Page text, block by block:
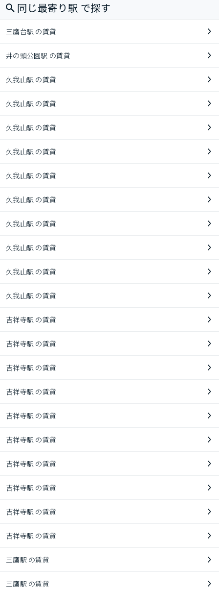
同じ最寄り駅 で探す
三鷹台駅 の賃貸
井の頭公園駅 の賃貸
久我山駅 の賃貸
久我山駅 の賃貸
久我山駅 の賃貸
久我山駅 の賃貸
久我山駅 の賃貸
久我山駅 の賃貸
久我山駅 の賃貸
久我山駅 の賃貸
久我山駅 の賃貸
久我山駅 の賃貸
吉祥寺駅 の賃貸
吉祥寺駅 の賃貸
吉祥寺駅 の賃貸
吉祥寺駅 の賃貸
吉祥寺駅 の賃貸
吉祥寺駅 の賃貸
吉祥寺駅 の賃貸
吉祥寺駅 の賃貸
吉祥寺駅 の賃貸
吉祥寺駅 の賃貸
三鷹駅 の賃貸
三鷹駅 の賃貸